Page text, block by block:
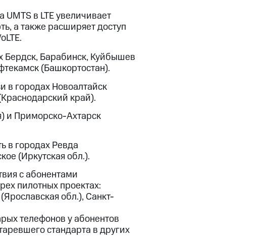
в LTE увеличивает
а также расширяет доступ
Бердск, Барабинск, Куйбышев
(Башкортостан).
в городах Новоалтайск
край).
и Приморско-Ахтарск
в городах Ревда
(Иркутская обл.).
с абонентами
пилотных проектах:
обл.), Санкт-
телефонов у абонентов
стандарта в других